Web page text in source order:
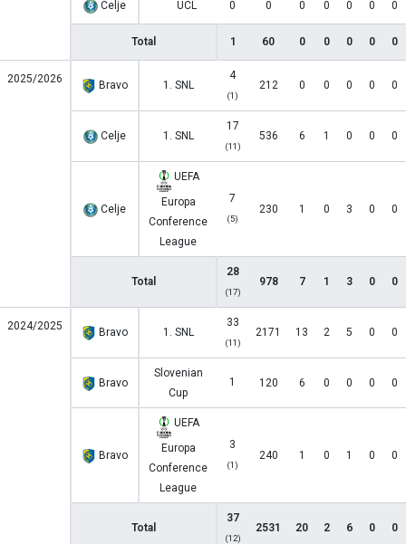
Celje UCL 0 0 0 0 0 0 0
Total 1 60 0 0 0 0 0
2025/2026 Bravo 1. SNL
4
(1)
212 0 0 0 0 0
Celje 1. SNL
17
(11)
536 6 1 0 0 0
Celje
UEFA
Europa
Conference
League
7
(5)
230 1 0 3 0 0
Total
28
(17)
978 7 1 3 0 0
2024/2025 Bravo 1. SNL
33
(11)
2171 13 2 5 0 0
Bravo
Slovenian
Cup
1 120 6 0 0 0 0
Bravo
UEFA
Europa
Conference
League
3
(1)
240 1 0 1 0 0
Total
37
(12)
2531 20 2 6 0 0